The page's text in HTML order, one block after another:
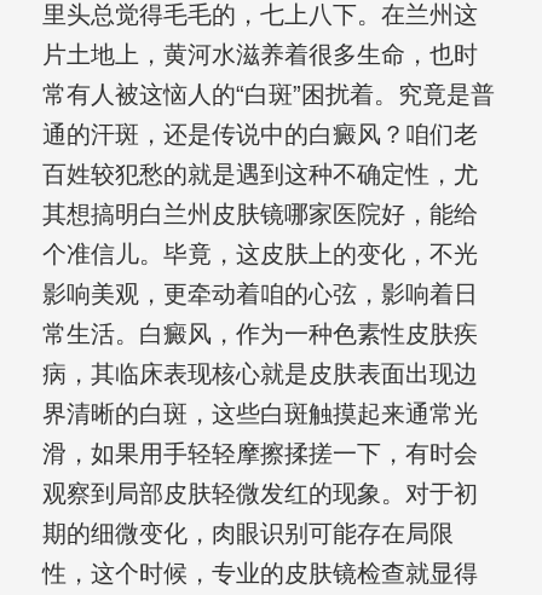
里头总觉得毛毛的，七上八下。在兰州这
片土地上，黄河水滋养着很多生命，也时
常有人被这恼人的“白斑”困扰着。究竟是普
通的汗斑，还是传说中的白癜风？咱们老
百姓较犯愁的就是遇到这种不确定性，尤
其想搞明白兰州皮肤镜哪家医院好，能给
个准信儿。毕竟，这皮肤上的变化，不光
影响美观，更牵动着咱的心弦，影响着日
常生活。白癜风，作为一种色素性皮肤疾
病，其临床表现核心就是皮肤表面出现边
界清晰的白斑，这些白斑触摸起来通常光
滑，如果用手轻轻摩擦揉搓一下，有时会
观察到局部皮肤轻微发红的现象。对于初
期的细微变化，肉眼识别可能存在局限
性，这个时候，专业的皮肤镜检查就显得